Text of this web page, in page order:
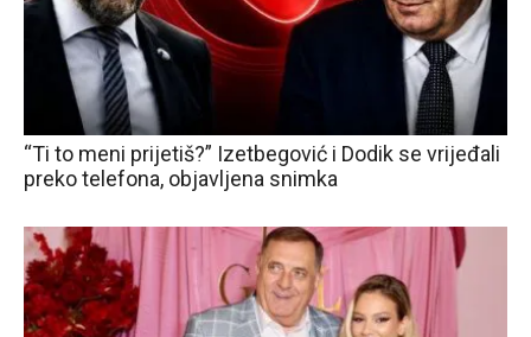
“Ti to meni prijetiš?” Izetbegović i Dodik se vrijeđali
preko telefona, objavljena snimka